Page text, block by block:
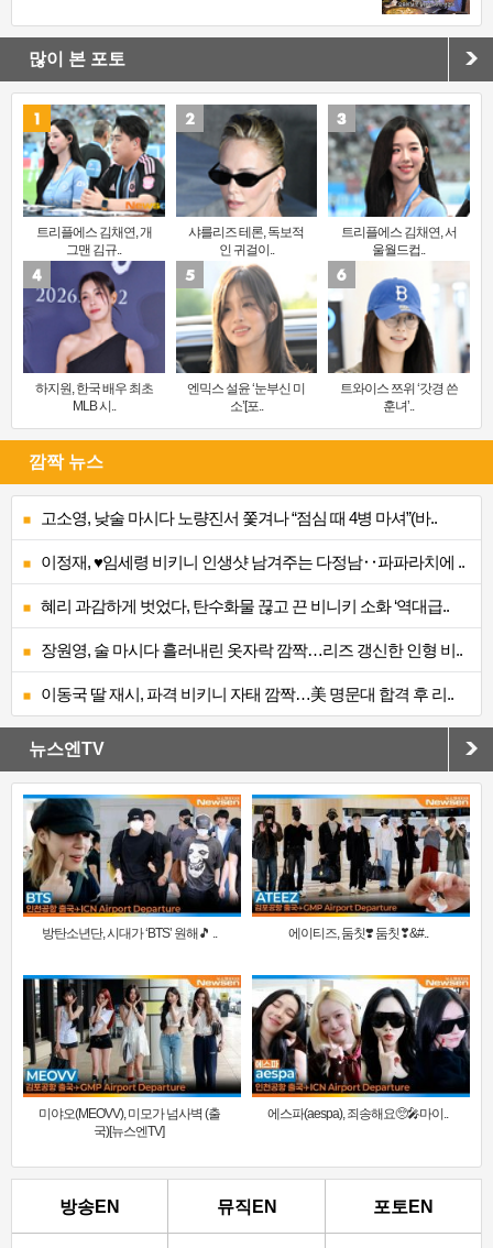
많이 본 포토
트리플에스 김채연, 개
그맨 김규..
샤를리즈 테론, 독보적
인 귀걸이..
트리플에스 김채연, 서
울월드컵..
하지원, 한국 배우 최초
MLB 시..
엔믹스 설윤 ‘눈부신 미
소’[포..
트와이스 쯔위 ‘갓경 쓴
훈녀’..
깜짝 뉴스
고소영, 낮술 마시다 노량진서 쫓겨나 “점심 때 4병 마셔”(바..
이정재, ♥임세령 비키니 인생샷 남겨주는 다정남‥파파라치에 ..
혜리 과감하게 벗었다, 탄수화물 끊고 끈 비니키 소화 ‘역대급..
장원영, 술 마시다 흘러내린 옷자락 깜짝…리즈 갱신한 인형 비..
이동국 딸 재시, 파격 비키니 자태 깜짝…美 명문대 합격 후 리..
뉴스엔TV
방탄소년단, 시대가 ‘BTS’ 원해🎵 .. 에이티즈, 둠칫❣️ 둠칫❣&#..
미야오(MEOVV), 미모가 넘사벽 (출
국)[뉴스엔TV]
에스파(aespa), 죄송해요🥺🎤마이..
방송EN 뮤직EN 포토EN